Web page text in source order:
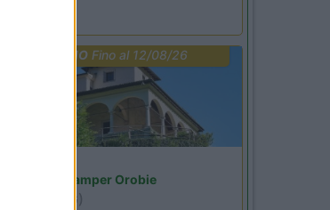
PROMO Fino al 12/08/26
Area Sosta Camper Orobie
(BG)